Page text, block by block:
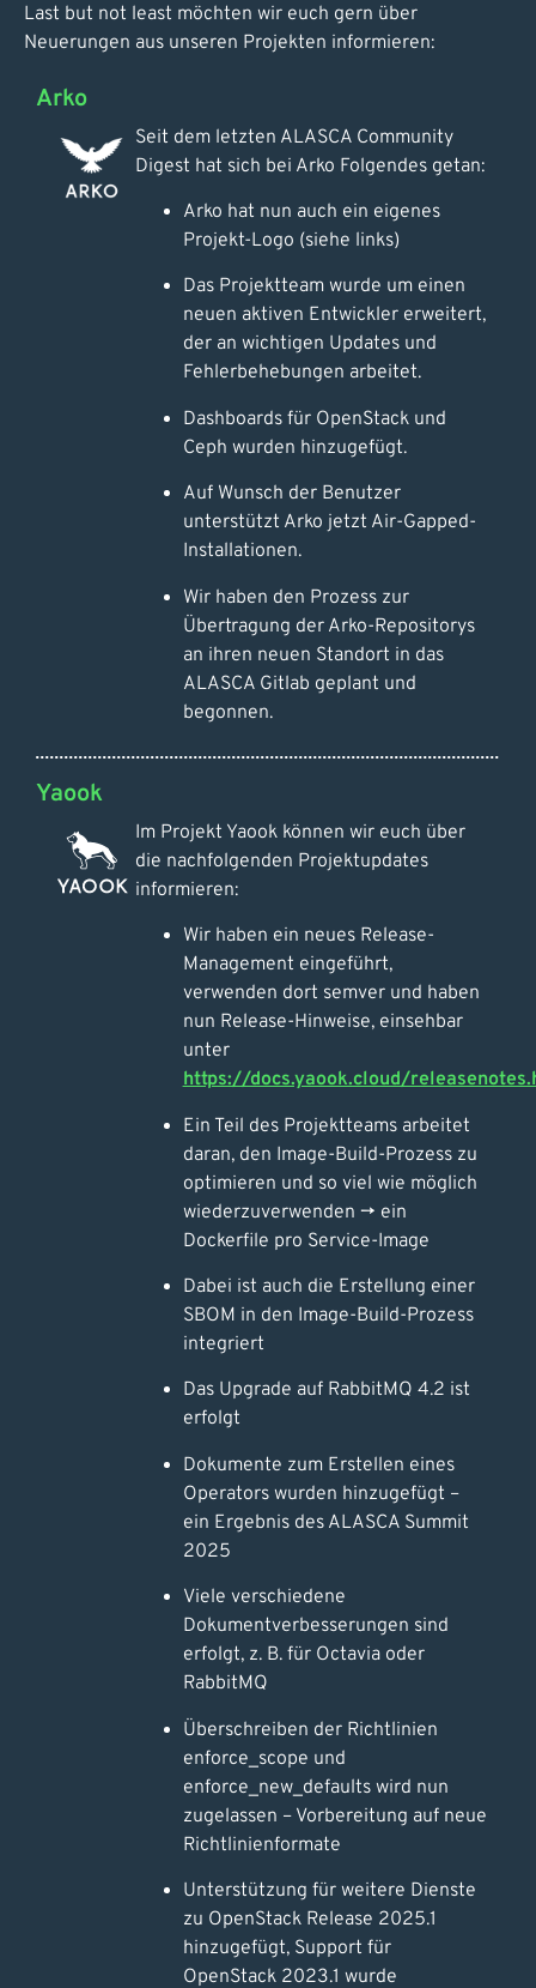
Last but not least möchten wir euch gern über
Neuerungen aus unseren Projekten informieren:
Arko
Seit dem letzten ALASCA Community
Digest hat sich bei Arko Folgendes getan:
Arko hat nun auch ein eigenes
Projekt-Logo (siehe links)
Das Projektteam wurde um einen
neuen aktiven Entwickler erweitert,
der an wichtigen Updates und
Fehlerbehebungen arbeitet.
Dashboards für OpenStack und
Ceph wurden hinzugefügt.
Auf Wunsch der Benutzer
unterstützt Arko jetzt Air-Gapped-
Installationen.
Wir haben den Prozess zur
Übertragung der Arko-Repositorys
an ihren neuen Standort in das
ALASCA Gitlab geplant und
begonnen.
Yaook
Im Projekt Yaook können wir euch über
die nachfolgenden Projektupdates
informieren:
Wir haben ein neues Release-
Management eingeführt,
verwenden dort semver und haben
nun Release-Hinweise, einsehbar
unter
https://docs.yaook.cloud/
Ein Teil des Projektteams arbeitet
daran, den Image-Build-Prozess zu
optimieren und so viel wie möglich
wiederzuverwenden -> ein
Dockerfile pro Service-Image
Dabei ist auch die Erstellung einer
SBOM in den Image-Build-Prozess
integriert
Das Upgrade auf RabbitMQ 4.2 ist
erfolgt
Dokumente zum Erstellen eines
Operators wurden hinzugefügt –
ein Ergebnis des ALASCA Summit
2025
Viele verschiedene
Dokumentverbesserungen sind
erfolgt, z. B. für Octavia oder
RabbitMQ
Überschreiben der Richtlinien
enforce_scope und
enforce_new_defaults wird nun
zugelassen – Vorbereitung auf neue
Richtlinienformate
Unterstützung für weitere Dienste
zu OpenStack Release 2025.1
hinzugefügt, Support für
OpenStack 2023.1 wurde